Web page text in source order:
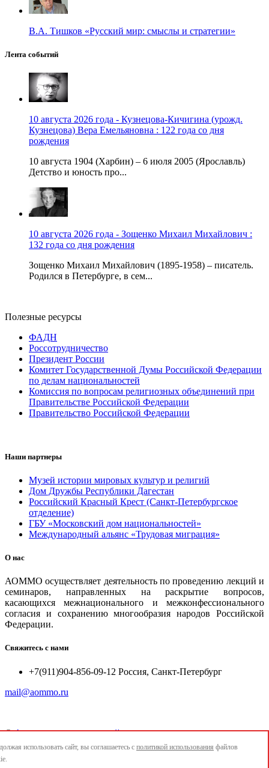
В.А. Тишков «Русский мир: смыслы и стратегии»
Лента событий
10 августа 2026 года - Кузнецова-Кичигина (урожд.
Кузнецова) Вера Емельяновна : 122 года со дня
рождения
10 августа 1904 (Харбин) – 6 июля 2005 (Ярославль)
Детство и юность про...
10 августа 2026 года - Зощенко Михаил Михайлович :
132 года со дня рождения
Зощенко Михаил Михайлович (1895-1958) – писатель.
Родился в Петербурге, в сем...
Полезные ресурсы
ФАДН
Россотрудничество
Президент России
Комитет Государственной Думы Российской Федерации
по делам национальностей
Комиссия по вопросам религиозных объединений при
Правительстве Российской Федерации
Правительство Российской Федерации
Наши партнеры
Музей истории мировых культур и религий
Дом Дружбы Республики Дагестан
Российский Красный Крест (Санкт-Петербургское
отделение)
ГБУ «Московский дом национальностей»
Международный альянс «Трудовая миграция»
О нас
АОММО осуществляет деятельность по проведению лекций и
семинаров, направленных на раскрытие вопросов,
касающихся межнационального и межконфессионального
согласия и сохранению многообразия народов Российской
Федерации.
Свяжитесь с нами
+7(911)904-856-09-12 Россия, Санкт-Петербург
mail@aommo.ru
© Ассоциация организаций по реализации национальных
проектов и достижению национальных целей развития
использовать сайт, вы соглашаетесь с политикой использования файлов